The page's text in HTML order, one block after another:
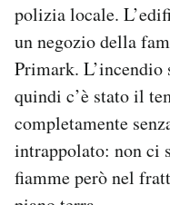
Regala il Post
Hai bisogno di
Esci
polizia locale.
un negozio della
Primark.
quindi c’è stato il
completamente
intrappolato: non ci
fiamme però nel